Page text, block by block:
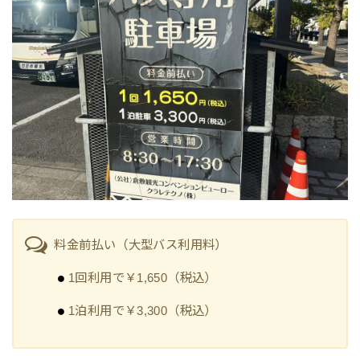
料金前払い（大型バス利用料）
1回利用で￥1,650（税込）
1泊利用で￥3,300（税込）